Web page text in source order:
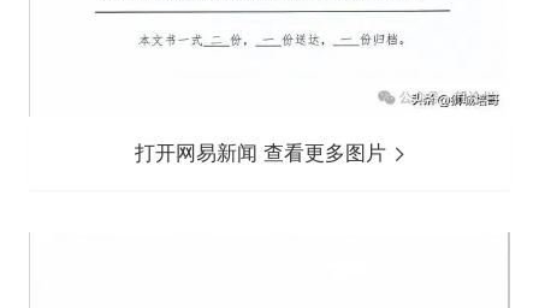
打开网易新闻 查看更多图片